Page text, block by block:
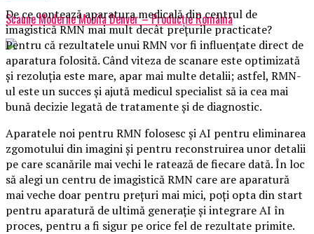
Scaune Moderne Mobila Denver – Producție România
De ce contează aparatura medicală din centrul de
imagistică RMN mai mult decât prețurile practicate?
Pentru că rezultatele unui RMN vor fi influențate direct de
aparatura folosită. Când viteza de scanare este optimizată
și rezoluția este mare, apar mai multe detalii; astfel, RMN-
ul este un succes și ajută medicul specialist să ia cea mai
bună decizie legată de tratamente și de diagnostic.
Aparatele noi pentru RMN folosesc și AI pentru eliminarea
zgomotului din imagini și pentru reconstruirea unor detalii
pe care scanările mai vechi le ratează de fiecare dată. În loc
să alegi un centru de imagistică RMN care are aparatură
mai veche doar pentru prețuri mai mici, poți opta din start
pentru aparatură de ultimă generație și integrare AI în
proces, pentru a fi sigur pe orice fel de rezultate primite.